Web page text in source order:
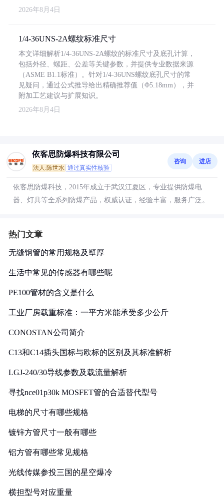
2026年8月4日
1/4-36UNS-2A螺纹标准尺寸
本文详细解析1/4-36UNS-2A螺纹的标准尺寸及底孔计算，
包括外径、螺距、公差等关键参数，并提供专业数据来源
（ASME B1.1标准）。针对1/4-36UNS螺纹底孔尺寸的常
见疑问，通过公式推导给出精确推荐值（Φ5.18mm），并
附加工艺建议与扩展知识。
2026年8月4日
依客思防爆科技有限公司
法人:陈世水 通过真实性核验
咨询 进店
依客思防爆科技，2015年成立于武汉江夏区，专业提供防爆电
器、灯具等全系列防爆产品，权威认证，经验丰富，服务广泛。
热门文章
无缝钢管的常用规格及壁厚
生活中常见的传感器有哪些呢
PE100管材的含义是什么
工业厂房载重标准：一平方米能承受多少公斤
CONOSTAN公司简介
C13和C14插头国标与欧标的区别及其标准解析
LGJ-240/30导线参数及载流量解析
寻找nce01p30k MOSFET管的合适替代型号
电梯的尺寸有哪些规格
镀锌方管尺寸一般有哪些
铝方管有哪些常见规格
光线传媒参投三国的星空爆冷
横担型号对应重量